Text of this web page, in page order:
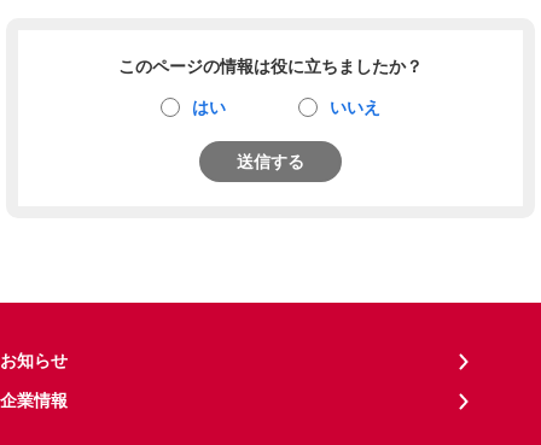
このページの情報は役に立ちましたか？
はい いいえ
送信する
お知らせ
企業情報